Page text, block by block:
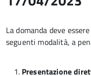
La domanda deve
seguenti modalità, a
Presentazione